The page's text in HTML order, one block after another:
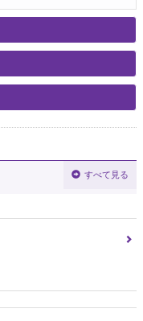
すべて見る